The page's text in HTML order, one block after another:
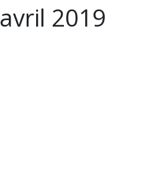
avril 2019